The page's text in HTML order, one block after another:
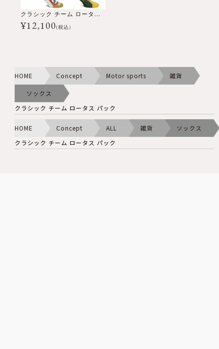
クラシック チーム ロータス パック
¥12,100(税込)
HOME Concept Motor sports 雑貨
ソックス
クラシック チーム ロータス パック
HOME Concept ALL 雑貨
ソックス
クラシック チーム ロータス パック